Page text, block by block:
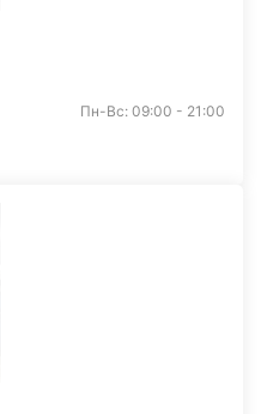
Пн-Вс: 09:00 - 21:00